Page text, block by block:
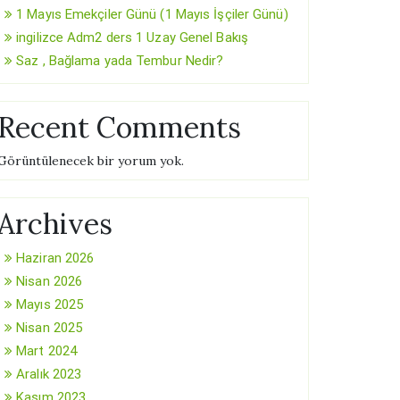
1 Mayıs Emekçiler Günü (1 Mayıs İşçiler Günü)
ingilizce Adm2 ders 1 Uzay Genel Bakış
Saz , Bağlama yada Tembur Nedir?
Recent Comments
bir yorum yok.
Haziran 2026
Nisan 2026
Mayıs 2025
Nisan 2025
Mart 2024
Aralık 2023